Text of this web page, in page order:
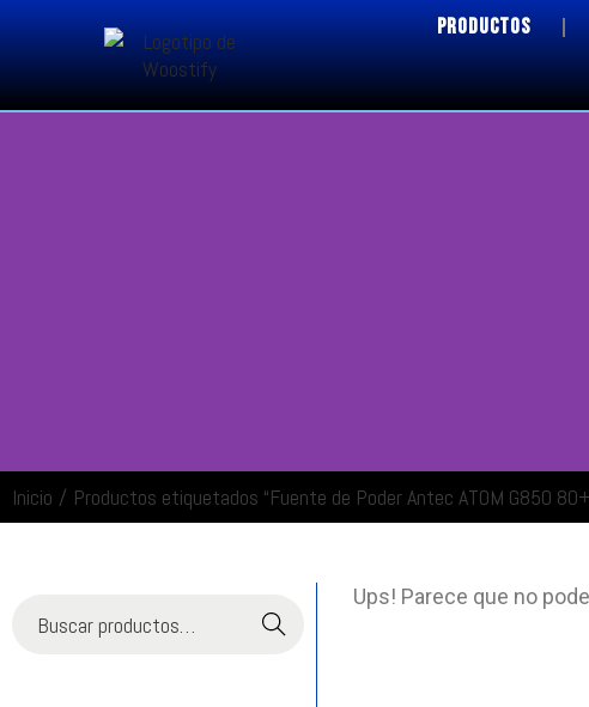
PRODUCTOS
ENTRAR
Inicio / Productos etiquetados “Fuente de Poder Antec ATOM G850
Buscar
Ups! Parece que no